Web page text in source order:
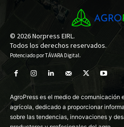
© 2026 Norpress EIRL.
Todos los derechos reservados.
Potenciado porTÁVARA Digital.
AgroPress es el medio de comunicación
agrícola, dedicado a proporcionar
sobre las tendencias, innovaciones y